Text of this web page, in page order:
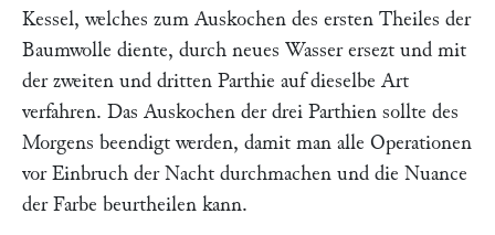
Kessel, welches zum Auskochen des ersten Theiles der
Baumwolle diente, durch neues Wasser ersezt und mit
der zweiten und dritten Parthie auf dieselbe Art
verfahren. Das Auskochen der drei Parthien sollte des
Morgens beendigt werden, damit man alle Operationen
vor Einbruch der Nacht durchmachen und die Nuance
der Farbe beurtheilen kann.